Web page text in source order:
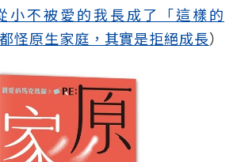
小不被愛的我長成了「這樣的
怪原生家庭，其實是拒絕成長）